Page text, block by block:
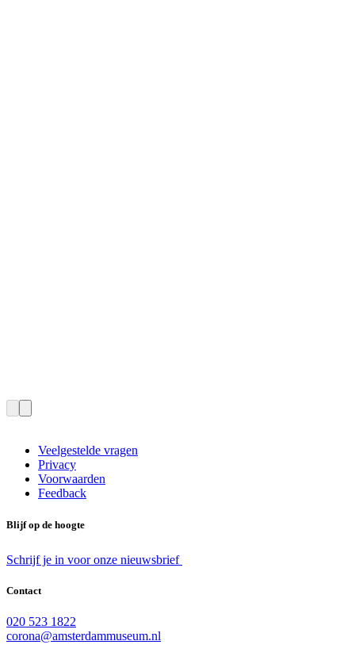
Veelgestelde vragen
Privacy
Voorwaarden
Feedback
Blijf op de hoogte
Schrijf je in voor onze nieuwsbrief
Contact
020 523 1822
corona@amsterdammuseum.nl